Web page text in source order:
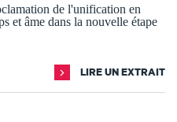
de l'unification en
et âme dans la nouvelle étape
LIRE UN EXTRAIT